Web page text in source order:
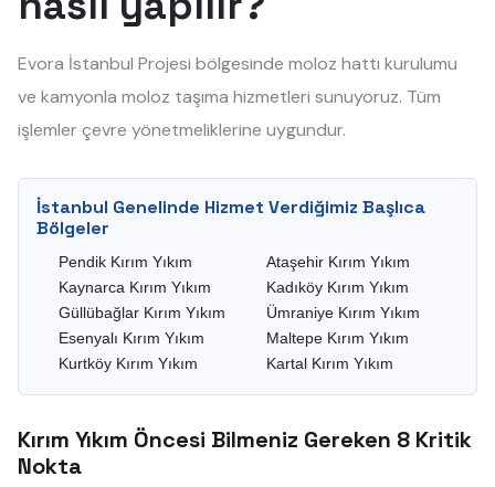
Evora İstanbul Projesi bölgesinde moloz hattı kurulumu
ve kamyonla moloz taşıma hizmetleri sunuyoruz. Tüm
işlemler çevre yönetmeliklerine uygundur.
İstanbul Genelinde Hizmet Verdiğimiz Başlıca
Bölgeler
Pendik Kırım Yıkım
Kaynarca Kırım Yıkım
Güllübağlar Kırım Yıkım
Esenyalı Kırım Yıkım
Kurtköy Kırım Yıkım
Ataşehir Kırım Yıkım
Kadıköy Kırım Yıkım
Ümraniye Kırım Yıkım
Maltepe Kırım Yıkım
Kartal Kırım Yıkım
Kırım Yıkım Öncesi Bilmeniz Gereken 8 Kritik
Nokta